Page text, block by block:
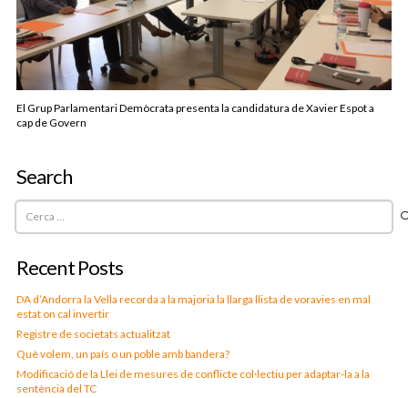
El Grup Parlamentari Demòcrata presenta la candidatura de Xavier Espot a
cap de Govern
Search
Cerca:
Recent Posts
DA d’Andorra la Vella recorda a la majoria la llarga llista de voravies en mal
estat on cal invertir
Registre de societats actualitzat
Què volem, un país o un poble amb bandera?
Modificació de la Llei de mesures de conflicte col·lectiu per adaptar-la a la
sentència del TC